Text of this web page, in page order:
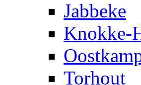
Jabbeke
Knokke-
Torhout